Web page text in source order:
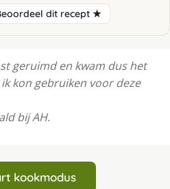
dit recept ★
geruimd en kwam dus het
kon gebruiken voor deze
bij AH.
kookmodus